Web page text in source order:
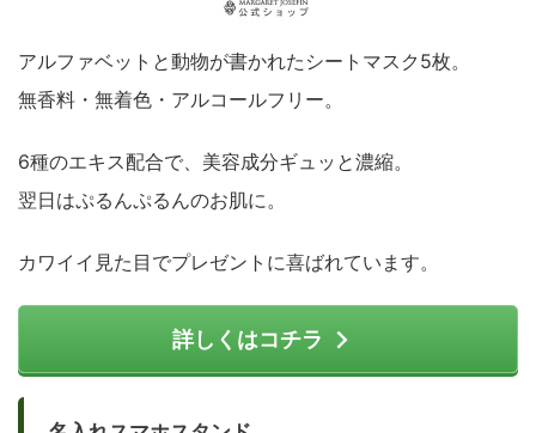
アルファベットと動物が書かれたシートマスク5枚。
無香料・無着色・アルコールフリー。
6種のエキス配合で、美容成分ギュッと濃縮。
翌日はぷるんぷるんのお肌に。
カワイイ見た目でプレゼントに喜ばれています。
詳しくはコチラ